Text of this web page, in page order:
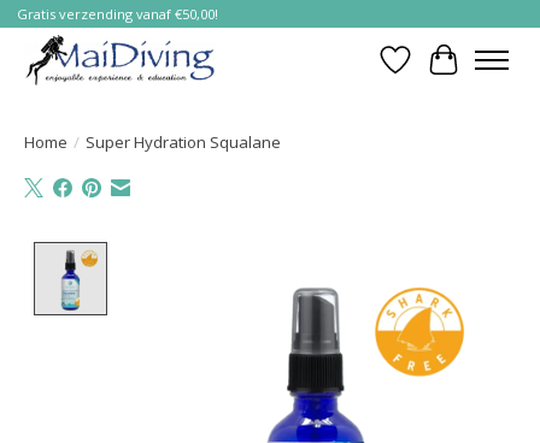
Gratis verzending vanaf €50,00!
Verlanglijst
Home / Super Hydration Squalane